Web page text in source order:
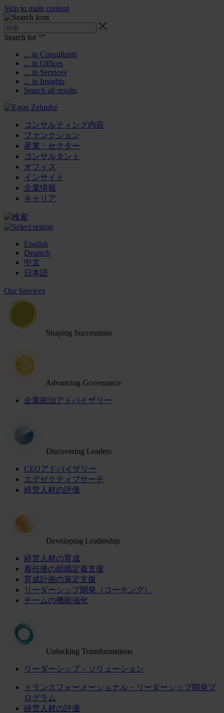
Skip to main content
Search for “”
... in Consultants
... in Offices
... in Services
... in Insights
Search all results
コンサルティング内容
ファンクション
産業・セクター
コンサルタント
オフィス
インサイト
企業情報
キャリア
English
Deutsch
中文
日本語
Our Services
Shaping Successions
Advancing Governance
企業統治アドバイザリー
Discovering Leaders
CEOアドバイザリー
エグゼクティブサーチ
経営人材の評価
Developing Leadership
経営人材の育成
着任後の組織定着支援
育成計画の策定支援
リーダーシップ開発（コーチング）
チームの機能強化
Unlocking Transformations
リーダーシップ・ソリューション
トランスフォーメーショナル・リーダーシップ開発プ
ログラム
経営人材の評価